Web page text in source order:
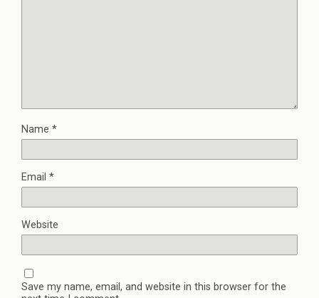
Name *
Email *
Website
Save my name, email, and website in this browser for the